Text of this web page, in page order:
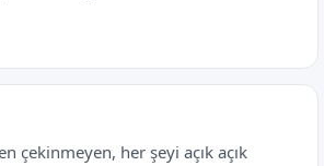
çekinmeyen, her şeyi açık açık